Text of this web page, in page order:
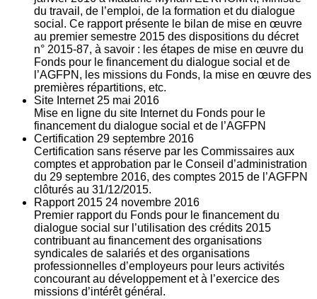
du travail, de l’emploi, de la formation et du dialogue
social. Ce rapport présente le bilan de mise en œuvre
au premier semestre 2015 des dispositions du décret
n° 2015-87, à savoir : les étapes de mise en œuvre du
Fonds pour le financement du dialogue social et de
l’AGFPN, les missions du Fonds, la mise en œuvre des
premières répartitions, etc.
Site Internet 25 mai 2016
Mise en ligne du site Internet du Fonds pour le
financement du dialogue social et de l’AGFPN
Certification 29 septembre 2016
Certification sans réserve par les Commissaires aux
comptes et approbation par le Conseil d’administration
du 29 septembre 2016, des comptes 2015 de l’AGFPN
clôturés au 31/12/2015.
Rapport 2015 24 novembre 2016
Premier rapport du Fonds pour le financement du
dialogue social sur l’utilisation des crédits 2015
contribuant au financement des organisations
syndicales de salariés et des organisations
professionnelles d’employeurs pour leurs activités
concourant au développement et à l’exercice des
missions d’intérêt général.